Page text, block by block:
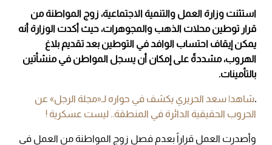
استثنت وزارة العمل والتنمية الاجتماعية، زوج المواطنة من
قرار توطين محلات الذهب والمجوهرات، حيث أكدت الوزارة أنه
يمكن إيقاف احتساب الوافد في التوطين بعد تقديم بلاغ
الهروب، مشددةً على إمكان أن يسجل المواطن في منشأتين
بالتأمينات.
.شاهد| سعد الحريري يكشف في حواره لـ«مجلة الرجل» عن
الحروب الحقيقية الدائرة في المنطقة.. ليست عسكرية !
وأصدرت العمل قراراً بعدم فصل زوج المواطنة من العمل في